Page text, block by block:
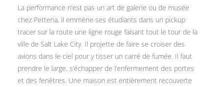
La performance n’est pas un art de galerie ou de musée
chez Pettena, il emmène ses étudiants dans un pickup
tracer sur la route une ligne rouge faisant tout le tour de la
ville de Salt Lake City. Il projette de faire se croiser des
avions dans le ciel pour y tisser un carré de fumée. Il faut
prendre le large, s’échapper de l’enfermement des portes
et des fenêtres. Une maison est entièrement recouverte